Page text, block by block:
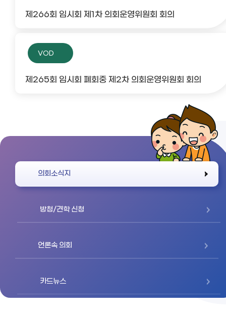
제266회 임시회 제1차 의회운영위원회 회의
VOD
제265회 임시회 폐회중 제2차 의회운영위원회 회의
의회소식지
방청/견학 신청
언론속 의회
카드뉴스